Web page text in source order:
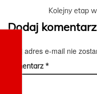
Kolejny etap
Dodaj komentarz
Twój adres e-mail nie
Komentarz*